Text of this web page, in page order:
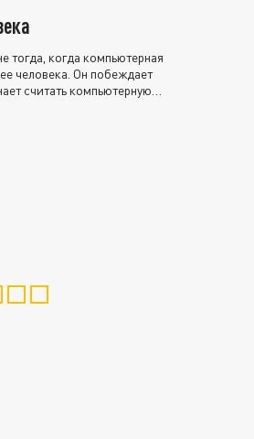
тогда, когда компьютерная
человека. Он побеждает
считать компьютерную